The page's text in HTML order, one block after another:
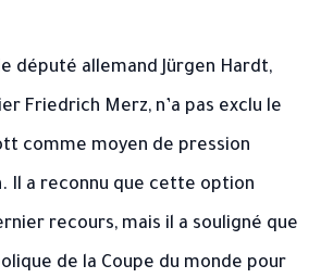
député allemand Jürgen Hardt,
Friedrich Merz, n’a pas exclu le
comme moyen de pression
Il a reconnu que cette option
recours, mais il a souligné que
de la Coupe du monde pour